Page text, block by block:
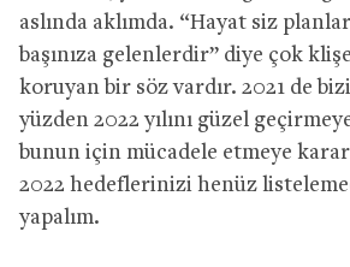
aslında aklımda. “Hayat siz
başınıza gelenlerdir” diye çok
koruyan bir söz vardır. 2021 de
yüzden 2022 yılını güzel
bunun için mücadele etmeye
2022 hedeflerinizi henüz
yapalım.